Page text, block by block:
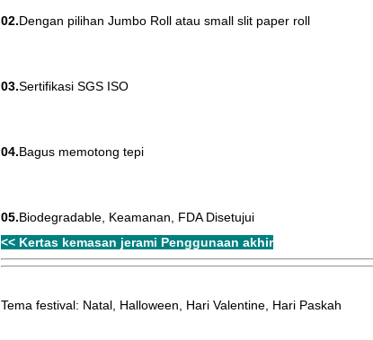
02.Dengan pilihan Jumbo Roll atau small slit paper roll
03.Sertifikasi SGS ISO
04.Bagus memotong tepi
05.Biodegradable, Keamanan, FDA Disetujui
<< Kertas kemasan jerami Penggunaan akhir
Tema festival: Natal, Halloween, Hari Valentine, Hari Paskah